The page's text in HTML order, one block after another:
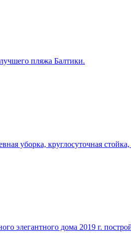
пляжа Балтики.
уборка, круглосуточная
элегантного дома 2019 г.